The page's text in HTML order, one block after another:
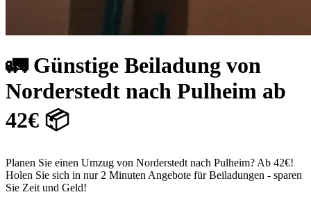
🚛 Günstige Beiladung von
Norderstedt nach Pulheim ab
42€ 📦
Planen Sie einen Umzug von Norderstedt nach Pulheim? Ab 42€!
Holen Sie sich in nur 2 Minuten Angebote für Beiladungen - sparen
Sie Zeit und Geld!